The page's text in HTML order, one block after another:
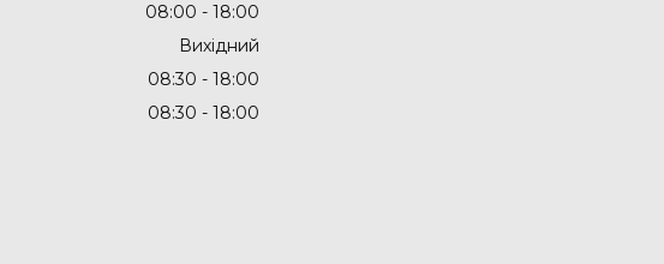
08:00
18:00
Вихідний
08:30
18:00
08:30 18:00